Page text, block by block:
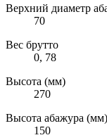
Верхний диаметр
70
Вес брутто
0, 78
Высота (мм)
270
Высота абажура (мм)
150